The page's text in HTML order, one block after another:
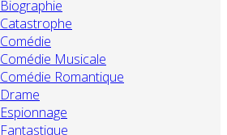
Biographie
Catastrophe
Comédie
Comédie Musicale
Comédie Romantique
Drame
Espionnage
Fantastique